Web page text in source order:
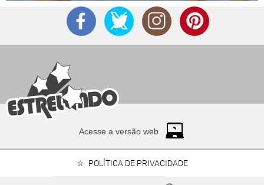
Acesse a versão web
POLÍTICA DE PRIVACIDADE